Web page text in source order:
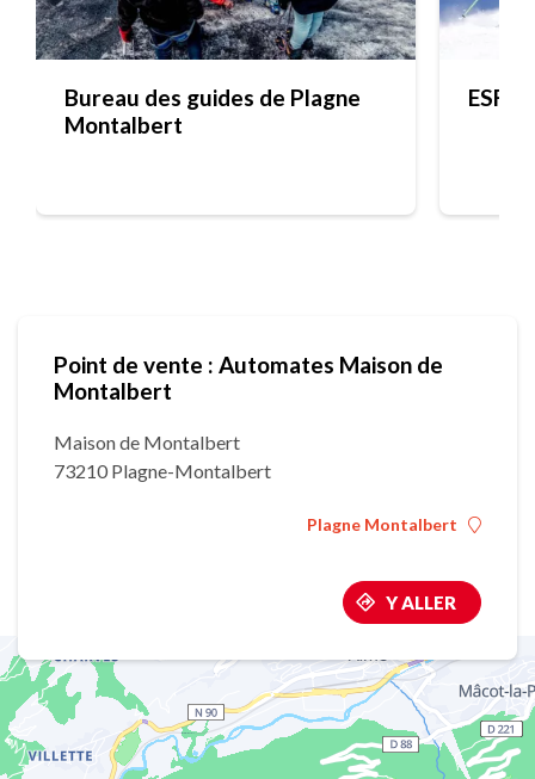
Bureau des guides de Plagne
Montalbert
ESF
Point de vente : Automates Maison de
Montalbert
Maison de Montalbert
73210 Plagne-Montalbert
Plagne Montalbert
Y ALLER